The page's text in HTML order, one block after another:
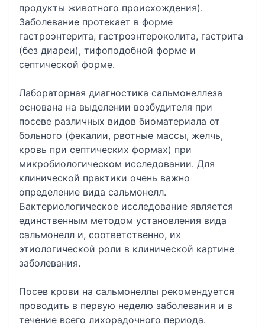
продукты животного происхождения).
Заболевание протекает в форме
гастроэнтерита, гастроэнтероколита, гастрита
(без диареи), тифоподобной форме и
септической форме.
Лабораторная диагностика сальмонеллеза
основана на выделении возбудителя при
посеве различных видов биоматериала от
больного (фекалии, рвотные массы, желчь,
кровь при септических формах) при
микробиологическом исследовании. Для
клинической практики очень важно
определение вида сальмонелл.
Бактериологическое исследование является
единственным методом установления вида
сальмонелл и, соответственно, их
этиологической роли в клинической картине
заболевания.
Посев крови на сальмонеллы рекомендуется
проводить в первую неделю заболевания и в
течение всего лихорадочного периода.